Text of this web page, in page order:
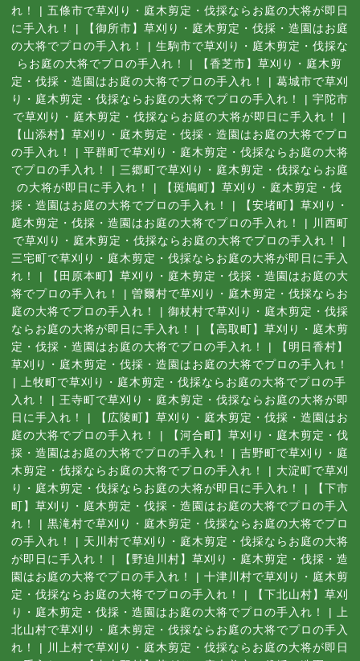
れ！
| 五條市で草刈り・庭木剪定・伐採ならお庭の大将が即日
に手入れ！
|
【御所市】草刈り・庭木剪定・伐採・造園はお庭
の大将でプロの手入れ！
| 生駒市で草刈り・庭木剪定・伐採な
らお庭の大将でプロの手入れ！
|
【香芝市】草刈り・庭木剪
定・伐採・造園はお庭の大将でプロの手入れ！
| 葛城市で草刈
り・庭木剪定・伐採ならお庭の大将でプロの手入れ！
| 宇陀市
で草刈り・庭木剪定・伐採ならお庭の大将が即日に手入れ！
|
【山添村】草刈り・庭木剪定・伐採・造園はお庭の大将でプロ
の手入れ！
| 平群町で草刈り・庭木剪定・伐採ならお庭の大将
でプロの手入れ！
| 三郷町で草刈り・庭木剪定・伐採ならお庭
の大将が即日に手入れ！
|
【斑鳩町】草刈り・庭木剪定・伐
採・造園はお庭の大将でプロの手入れ！
|
【安堵町】草刈り・
庭木剪定・伐採・造園はお庭の大将でプロの手入れ！
|
川西町
で草刈り・庭木剪定・伐採ならお庭の大将でプロの手入れ！
|
三宅町で草刈り・庭木剪定・伐採ならお庭の大将が即日に手入
れ！
|
【田原本町】草刈り・庭木剪定・伐採・造園はお庭の大
将でプロの手入れ！
| 曽爾村で草刈り・庭木剪定・伐採ならお
庭の大将でプロの手入れ！
| 御杖村で草刈り・庭木剪定・伐採
ならお庭の大将が即日に手入れ！
|
【高取町】草刈り・庭木剪
定・伐採・造園はお庭の大将でプロの手入れ！
|
【明日香村】
草刈り・庭木剪定・伐採・造園はお庭の大将でプロの手入れ！
|
上牧町で草刈り・庭木剪定・伐採ならお庭の大将でプロの手
入れ！
| 王寺町で草刈り・庭木剪定・伐採ならお庭の大将が即
日に手入れ！
|
【広陵町】草刈り・庭木剪定・伐採・造園はお
庭の大将でプロの手入れ！
|
【河合町】草刈り・庭木剪定・伐
採・造園はお庭の大将でプロの手入れ！
| 吉野町で草刈り・庭
木剪定・伐採ならお庭の大将でプロの手入れ！
| 大淀町で草刈
り・庭木剪定・伐採ならお庭の大将が即日に手入れ！
|
【下市
町】草刈り・庭木剪定・伐採・造園はお庭の大将でプロの手入
れ！
| 黒滝村で草刈り・庭木剪定・伐採ならお庭の大将でプロ
の手入れ！
| 天川村で草刈り・庭木剪定・伐採ならお庭の大将
が即日に手入れ！
|
【野迫川村】草刈り・庭木剪定・伐採・造
園はお庭の大将でプロの手入れ！
| 十津川村で草刈り・庭木剪
定・伐採ならお庭の大将でプロの手入れ！
|
【下北山村】草刈
り・庭木剪定・伐採・造園はお庭の大将でプロの手入れ！
|
上
北山村で草刈り・庭木剪定・伐採ならお庭の大将でプロの手入
れ！
|
川上村で草刈り・庭木剪定・伐採ならお庭の大将が即日